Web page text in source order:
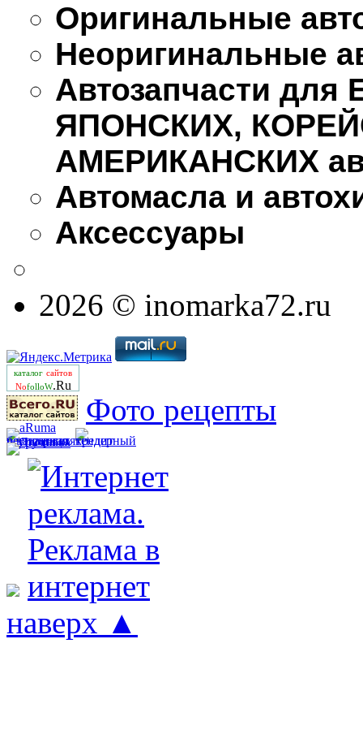
Оригинальные
Неоригинальные
Автозапчасти
ЯПОНСКИХ,
АМЕРИКАНСКИХ
Автомасла и
Аксессуары
2026 © inomarka72.ru
каталог сайтов
NofolloW.Ru
Фото рецепты
наверх ▲